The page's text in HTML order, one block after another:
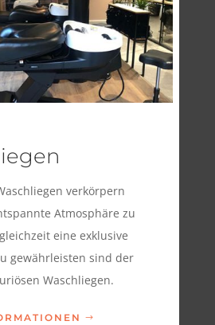
verkörpern
Atmosphäre zu
eine exklusive
gewährleisten sind der
Waschliegen.